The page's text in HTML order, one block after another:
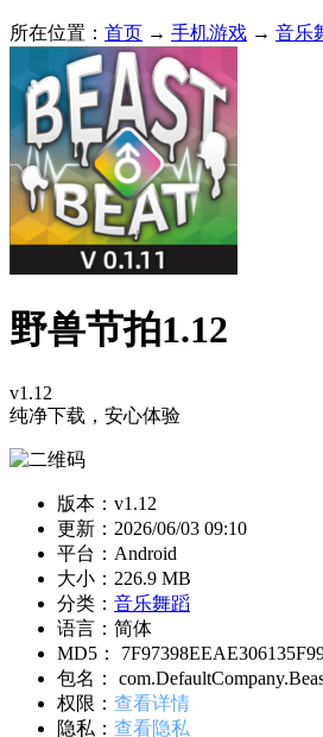
所在位置： 首页 → 手机游戏 → 音乐
野兽节拍1.12
v1.12
纯净下载，安心体验
版本：v1.12
更新： 2026/06/03 09:10
平台：Android
大小：226.9 MB
分类： 音乐舞蹈
语言：简体
MD5：
包名：
权限： 查看详情
隐私： 查看隐私